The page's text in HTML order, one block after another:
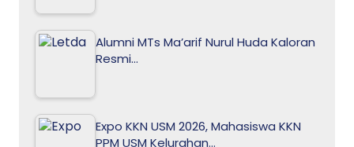
Alumni MTs Ma’arif Nurul Huda Kaloran
Resmi…
Expo KKN USM 2026, Mahasiswa KKN
PPM USM Kelurahan…